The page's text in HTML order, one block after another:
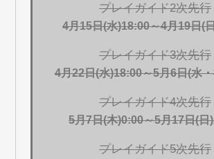
プレイガイド2次先行
4月15日(水)18:00～4月19日(
プレイガイド3次先行
4月22日(水)18:00～5月6日(水
プレイガイド4次先行
5月7日(木)0:00～5月17日(日
プレイガイド5次先行